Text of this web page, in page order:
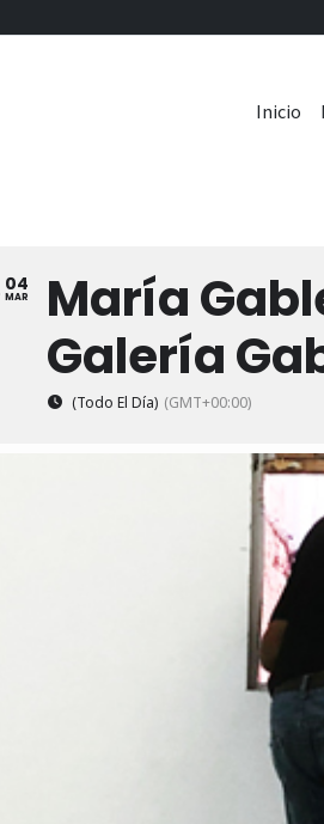
Inicio
04
MAR
María
Galería
(Todo El Día) (GMT+00:00)